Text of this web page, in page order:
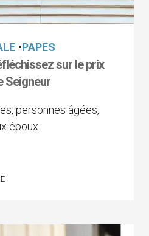
•PAPES
sur le prix
Seigneur
personnes âgées,
époux